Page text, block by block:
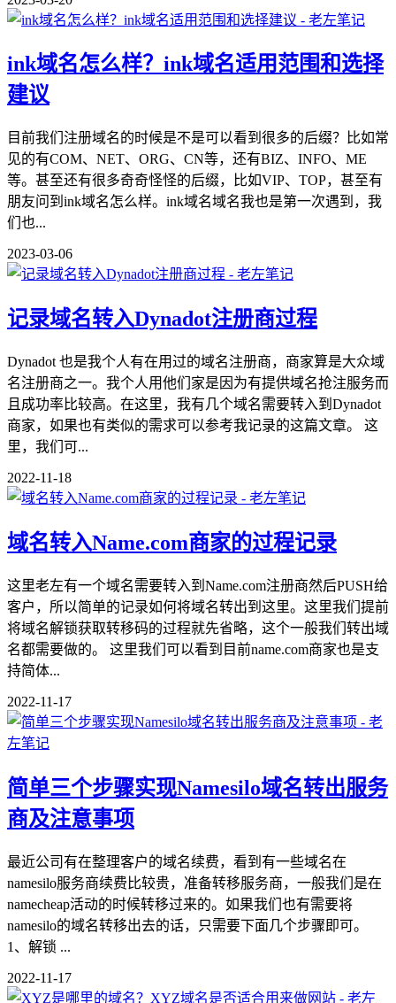
ink域名怎么样？ink域名适用范围和选择
建议
目前我们注册域名的时候是不是可以看到很多的后缀？比如常
见的有COM、NET、ORG、CN等，还有BIZ、INFO、ME
等。甚至还有很多奇奇怪怪的后缀，比如VIP、TOP，甚至有
朋友问到ink域名怎么样。ink域名域名我也是第一次遇到，我
们也...
2023-03-06
记录域名转入Dynadot注册商过程
Dynadot 也是我个人有在用过的域名注册商，商家算是大众域
名注册商之一。我个人用他们家是因为有提供域名抢注服务而
且成功率比较高。在这里，我有几个域名需要转入到Dynadot
商家，如果也有类似的需求可以参考我记录的这篇文章。 这
里，我们可...
2022-11-18
域名转入Name.com商家的过程记录
这里老左有一个域名需要转入到Name.com注册商然后PUSH给
客户，所以简单的记录如何将域名转出到这里。这里我们提前
将域名解锁获取转移码的过程就先省略，这个一般我们转出域
名都需要做的。 这里我们可以看到目前name.com商家也是支
持简体...
2022-11-17
简单三个步骤实现Namesilo域名转出服务
商及注意事项
最近公司有在整理客户的域名续费，看到有一些域名在
namesilo服务商续费比较贵，准备转移服务商，一般我们是在
namecheap活动的时候转移过来的。如果我们也有需要将
namesilo的域名转移出去的话，只需要下面几个步骤即可。
1、解锁 ...
2022-11-17